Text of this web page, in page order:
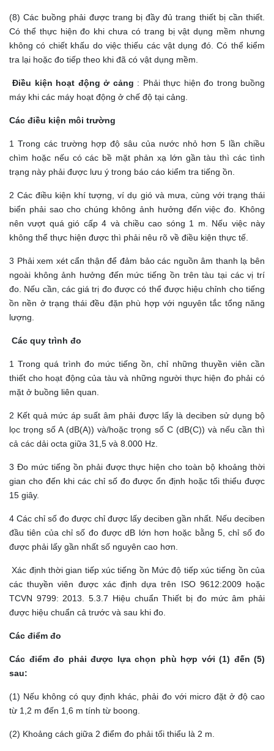
(8) Các buồng phải được trang bị đầy đủ trang thiết bị cần thiết.
Có thể thực hiện đo khi chưa có trang bị vật dụng mềm nhưng
không có chiết khấu do việc thiếu các vật dụng đó. Có thể kiểm
tra lại hoặc đo tiếp theo khi đã có vật dụng mềm.
Điều kiện hoạt động ở cảng : Phải thực hiện đo trong buồng
máy khi các máy hoạt động ở chế độ tại cảng.
Các điều kiện môi trường
1 Trong các trường hợp độ sâu của nước nhỏ hơn 5 lần chiều
chìm hoặc nếu có các bề mặt phản xạ lớn gần tàu thì các tình
trạng này phải được lưu ý trong báo cáo kiểm tra tiếng ồn.
2 Các điều kiện khí tượng, ví dụ gió và mưa, cùng với trạng thái
biển phải sao cho chúng không ảnh hưởng đến việc đo. Không
nên vượt quá gió cấp 4 và chiều cao sóng 1 m. Nếu việc này
không thể thực hiện được thì phải nêu rõ về điều kiện thực tế.
3 Phải xem xét cẩn thận để đảm bảo các nguồn âm thanh lạ bên
ngoài không ảnh hưởng đến mức tiếng ồn trên tàu tại các vị trí
đo. Nếu cần, các giá trị đo được có thể được hiệu chỉnh cho tiếng
ồn nền ở trạng thái đều đặn phù hợp với nguyên tắc tổng năng
lượng.
Các quy trình đo
1 Trong quá trình đo mức tiếng ồn, chỉ những thuyền viên cần
thiết cho hoạt động của tàu và những người thực hiện đo phải có
mặt ở buồng liên quan.
2 Kết quả mức áp suất âm phải được lấy là deciben sử dụng bộ
lọc trọng số A (dB(A)) và/hoặc trọng số C (dB(C)) và nếu cần thì
cả các dải octa giữa 31,5 và 8.000 Hz.
3 Đo mức tiếng ồn phải được thực hiện cho toàn bộ khoảng thời
gian cho đến khi các chỉ số đo được ổn định hoặc tối thiểu được
15 giây.
4 Các chỉ số đo được chỉ được lấy deciben gần nhất. Nếu deciben
đầu tiên của chỉ số đo được dB lớn hơn hoặc bằng 5, chỉ số đo
được phải lấy gần nhất số nguyên cao hơn.
Xác định thời gian tiếp xúc tiếng ồn Mức độ tiếp xúc tiếng ồn của
các thuyền viên được xác định dựa trên ISO 9612:2009 hoặc
TCVN 9799: 2013. 5.3.7 Hiệu chuẩn Thiết bị đo mức âm phải
được hiệu chuẩn cả trước và sau khi đo.
Các điểm đo
Các điểm đo phải được lựa chọn phù hợp với (1) đến (5)
sau:
(1) Nếu không có quy định khác, phải đo với micro đặt ở độ cao
từ 1,2 m đến 1,6 m tính từ boong.
(2) Khoảng cách giữa 2 điểm đo phải tối thiểu là 2 m.